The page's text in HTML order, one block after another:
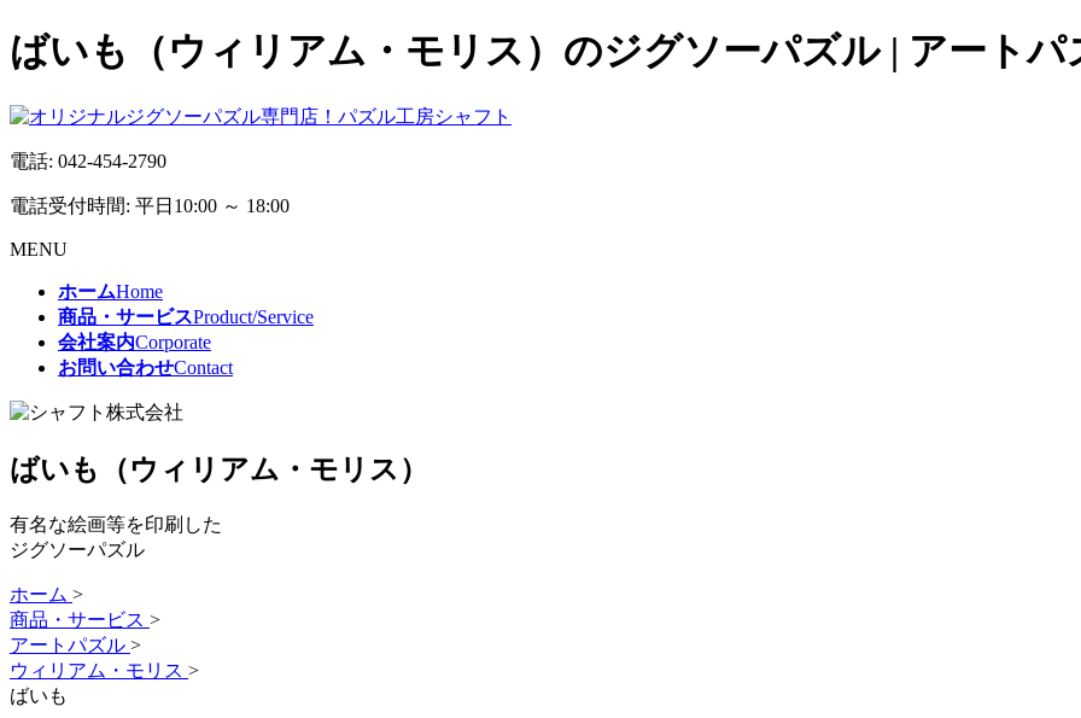
ばいも（ウィリアム・モリス）のジグソーパズル | アートパ
電話: 042-454-2790
電話受付時間: 平日10:00 ～ 18:00
MENU
ホームHome
商品・サービスProduct/Service
会社案内Corporate
お問い合わせContact
ばいも（ウィリアム・モリス）
有名な絵画等を印刷した
ジグソーパズル
ホーム >
商品・サービス >
アートパズル >
ウィリアム・モリス >
ばいも